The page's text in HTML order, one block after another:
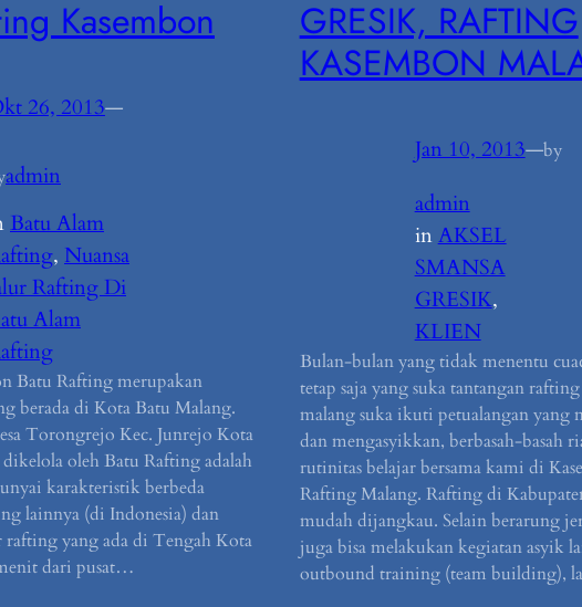
Kasembon
26, 2013—
admin
Batu Alam
, Nuansa
Rafting Di
Alam
Batu Rafting merupakan
berada di Kota Batu Malang.
Torongrejo Kec. Junrejo Kota
oleh Batu Rafting adalah
karakteristik berbeda
lainnya (di Indonesia) dan
rafting yang ada di Tengah Kota
dari pusat…
GRESIK, RAFTING
KASEMBON
Jan 10, 2013—by
admin
inAKSEL
SMANSA
GRESIK
KLIEN
Bulan-bulan yang tidak menentu
tetap saja yang suka tantangan
malang suka ikuti petualangan yang
dan mengasyikkan, berbasah-basah
rutinitas belajar bersama kami di
Rafting Malang. Rafting di
mudah dijangkau. Selain berarung
juga bisa melakukan kegiatan asyik
outbound training (team building),